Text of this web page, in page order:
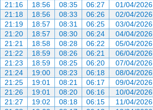
01/04/2026
06:27
08:35
18:56
21:16
02/04/2026
06:26
08:33
18:56
21:18
03/04/2026
06:25
08:31
18:57
21:19
04/04/2026
06:24
08:30
18:57
21:20
05/04/2026
06:22
08:28
18:58
21:21
06/04/2026
06:21
08:26
18:59
21:22
07/04/2026
06:20
08:25
18:59
21:23
08/04/2026
06:18
08:23
19:00
21:24
09/04/2026
06:17
08:21
19:01
21:25
10/04/2026
06:16
08:20
19:01
21:26
11/04/2026
06:15
08:18
19:02
21:27